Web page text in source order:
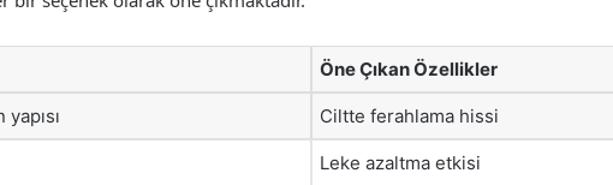
Öne Çıkan Özellikler
Ciltte ferahlama hissi
Leke azaltma etkisi